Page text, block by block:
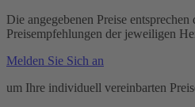
Die angegebenen Preise
Preisempfehlungen der jeweiligen
Melden Sie Sich an
um Ihre individuell vereinbarten